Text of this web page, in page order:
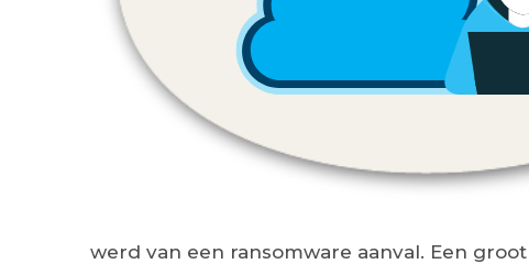
werd van een ransomware aanval. Een